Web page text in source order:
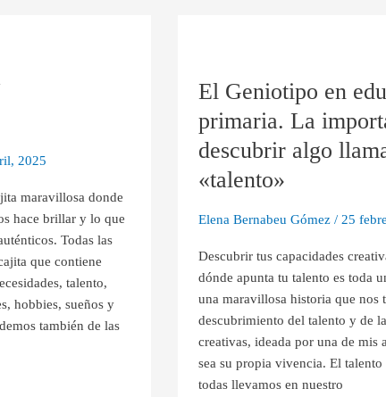
2025
maravillosa donde
hace brillar y lo que
Todas las
que contiene
talento,
hobbies, sueños y
también de las
El Geniotipo en
primaria. La
descubrir algo
«talento»
Elena Bernabeu Gómez / 25
Descubrir tus capacidades
dónde apunta tu talento es toda
una maravillosa historia que nos
descubrimiento del talento y de
creativas, ideada por una de mis
sea su propia vivencia. El
todas llevamos en nuestro
en
primaria.
La
importancia
descubrir
llamado
«talento»